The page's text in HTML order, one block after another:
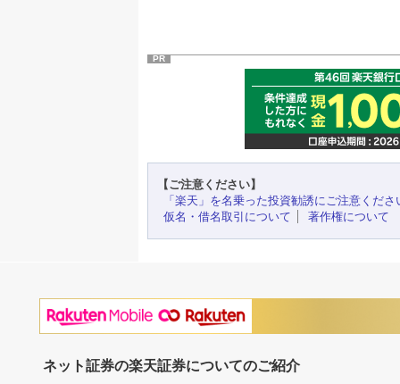
PR
【ご注意ください】
「楽天」を名乗った投資勧誘にご注意くださ
仮名・借名取引について
著作権について
ネット証券の楽天証券についてのご紹介